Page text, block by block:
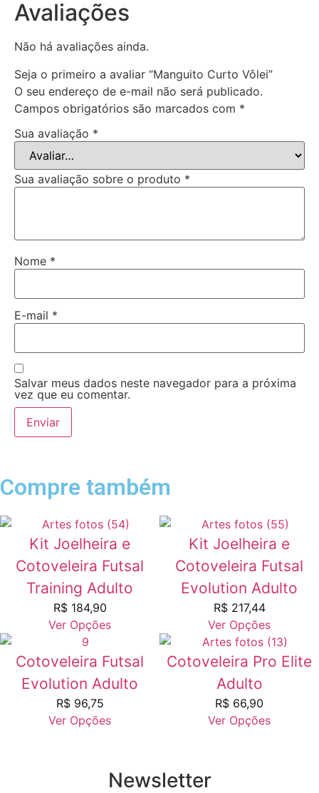
Avaliações
Não há avaliações ainda.
Seja o primeiro a avaliar “Manguito Curto Vôlei”
O seu endereço de e-mail não será publicado.
Campos obrigatórios são marcados com *
Sua avaliação *
Sua avaliação sobre o produto *
Nome *
E-mail *
Salvar meus dados neste navegador para a próxima
vez que eu comentar.
Compre também
Kit Joelheira e
Cotoveleira Futsal
Training Adulto
R$184,90
Ver Opções
Kit Joelheira e
Cotoveleira Futsal
Evolution Adulto
R$217,44
Ver Opções
Cotoveleira Futsal
Evolution Adulto
R$96,75
Ver Opções
Cotoveleira Pro Elite
Adulto
R$ 66,90
Ver Opções
Newsletter